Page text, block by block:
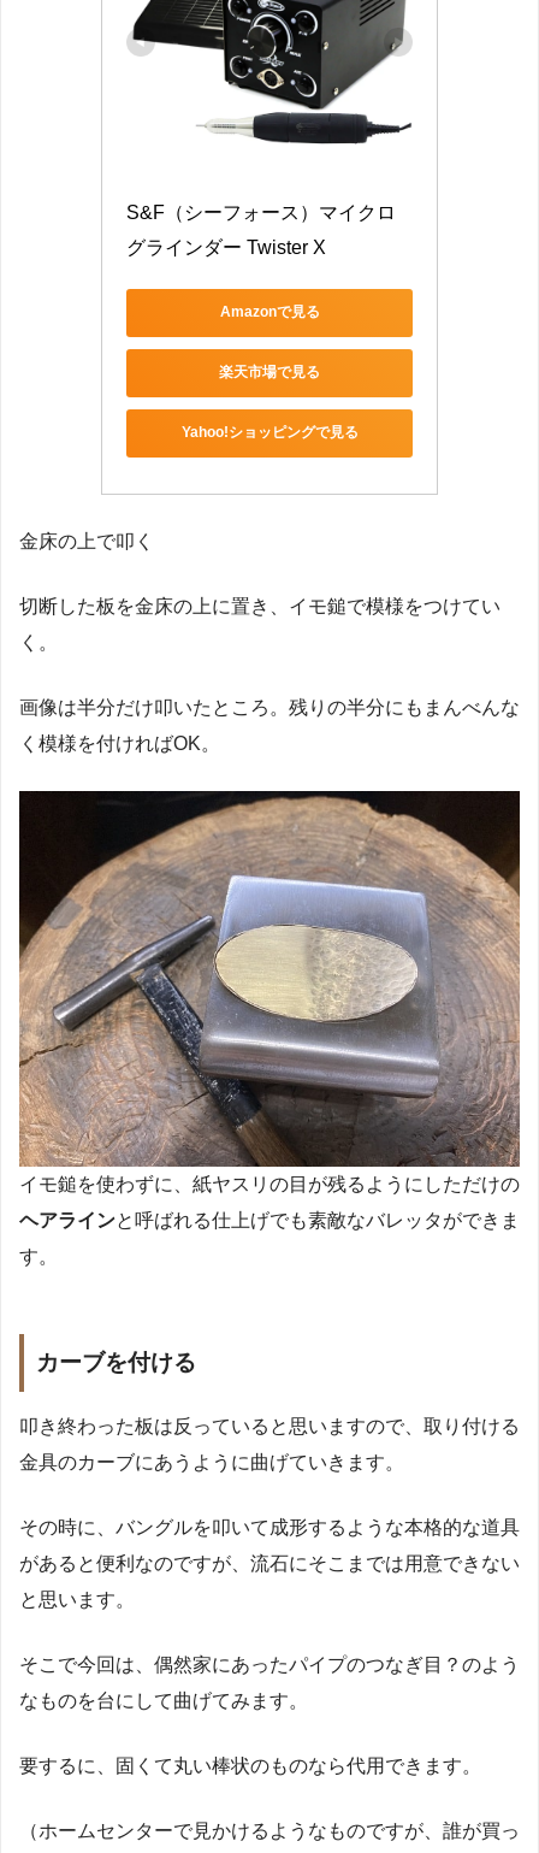
S&F（シーフォース）マイクロ
グラインダー Twister X
Amazonで見る
楽天市場で見る
Yahoo!ショッピングで見る
金床の上で叩く
切断した板を金床の上に置き、イモ鎚で模様をつけてい
く。
画像は半分だけ叩いたところ。残りの半分にもまんべんな
く模様を付ければOK。
イモ鎚を使わずに、紙ヤスリの目が残るようにしただけの
ヘアラインと呼ばれる仕上げでも素敵なバレッタができま
す。
カーブを付ける
叩き終わった板は反っていると思いますので、取り付ける
金具のカーブにあうように曲げていきます。
その時に、バングルを叩いて成形するような本格的な道具
があると便利なのですが、流石にそこまでは用意できない
と思います。
そこで今回は、偶然家にあったパイプのつなぎ目？のよう
なものを台にして曲げてみます。
要するに、固くて丸い棒状のものなら代用できます。
（ホームセンターで見かけるようなものですが、誰が買っ